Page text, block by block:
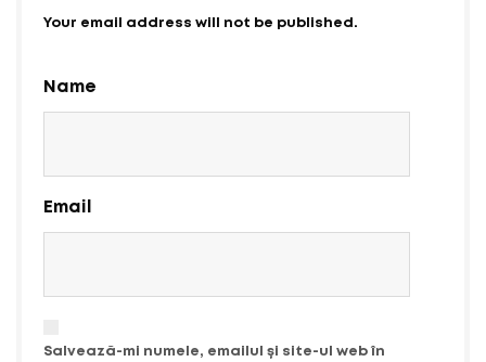
Your email address will not be published.
Name
Email
Salvează-mi numele, emailul și site-ul web în